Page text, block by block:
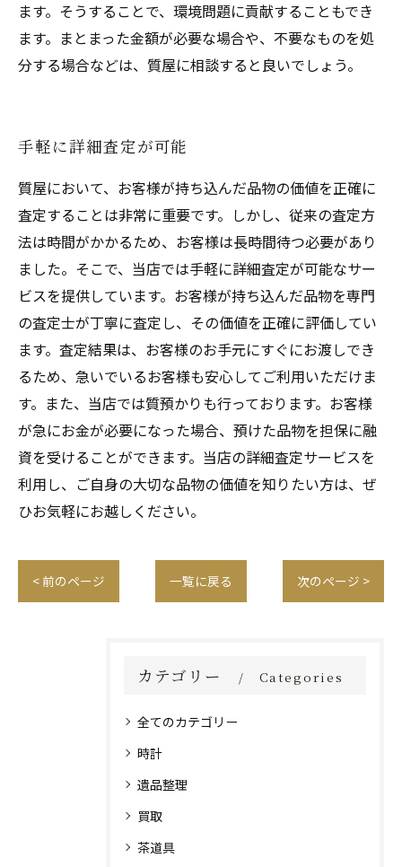
ます。そうすることで、環境問題に貢献することもでき
ます。まとまった金額が必要な場合や、不要なものを処
分する場合などは、質屋に相談すると良いでしょう。
手軽に詳細査定が可能
質屋において、お客様が持ち込んだ品物の価値を正確に
査定することは非常に重要です。しかし、従来の査定方
法は時間がかかるため、お客様は長時間待つ必要があり
ました。そこで、当店では手軽に詳細査定が可能なサー
ビスを提供しています。お客様が持ち込んだ品物を専門
の査定士が丁寧に査定し、その価値を正確に評価してい
ます。査定結果は、お客様のお手元にすぐにお渡しでき
るため、急いでいるお客様も安心してご利用いただけま
す。また、当店では質預かりも行っております。お客様
が急にお金が必要になった場合、預けた品物を担保に融
資を受けることができます。当店の詳細査定サービスを
利用し、ご自身の大切な品物の価値を知りたい方は、ぜ
ひお気軽にお越しください。
< 前のページ 一覧に戻る 次のページ >
カテゴリー Categories
全てのカテゴリー
時計
遺品整理
買取
茶道具